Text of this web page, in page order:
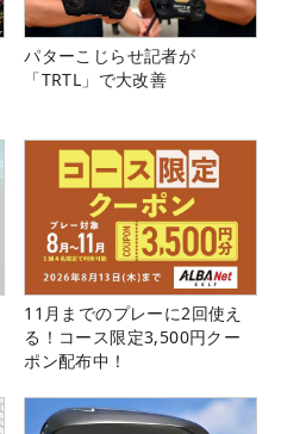
パターこじらせ記者が
「TRTL」で大改善
11月までのプレーに2回使え
る！コース限定3,500円クー
ポン配布中！